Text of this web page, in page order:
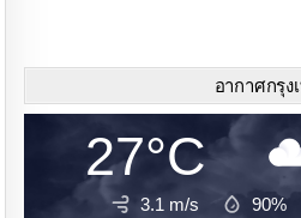
อากาศกรุง
27°C
3.1 m/s 90%